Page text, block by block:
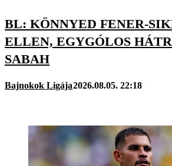
BL: KÖNNYED FENER-
ELLEN, EGYGÓLOS
SABAH
Bajnokok Ligája2026.08.05. 22:18